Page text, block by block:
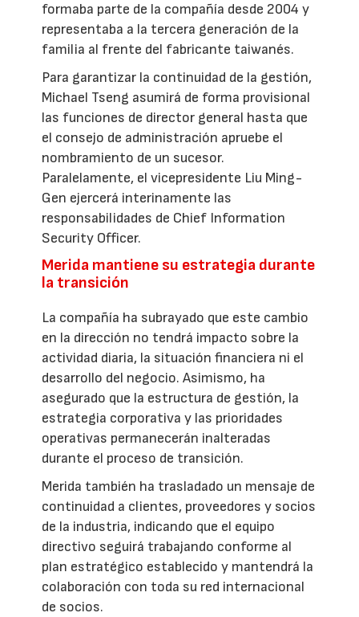
formaba parte de la compañía desde 2004 y
representaba a la tercera generación de la
familia al frente del fabricante taiwanés.
Para garantizar la continuidad de la gestión,
Michael Tseng asumirá de forma provisional
las funciones de director general hasta que
el consejo de administración apruebe el
nombramiento de un sucesor.
Paralelamente, el vicepresidente Liu Ming-
Gen ejercerá interinamente las
responsabilidades de Chief Information
Security Officer.
Merida mantiene su estrategia durante
la transición
La compañía ha subrayado que este cambio
en la dirección no tendrá impacto sobre la
actividad diaria, la situación financiera ni el
desarrollo del negocio. Asimismo, ha
asegurado que la estructura de gestión, la
estrategia corporativa y las prioridades
operativas permanecerán inalteradas
durante el proceso de transición.
Merida también ha trasladado un mensaje de
continuidad a clientes, proveedores y socios
de la industria, indicando que el equipo
directivo seguirá trabajando conforme al
plan estratégico establecido y mantendrá la
colaboración con toda su red internacional
de socios.